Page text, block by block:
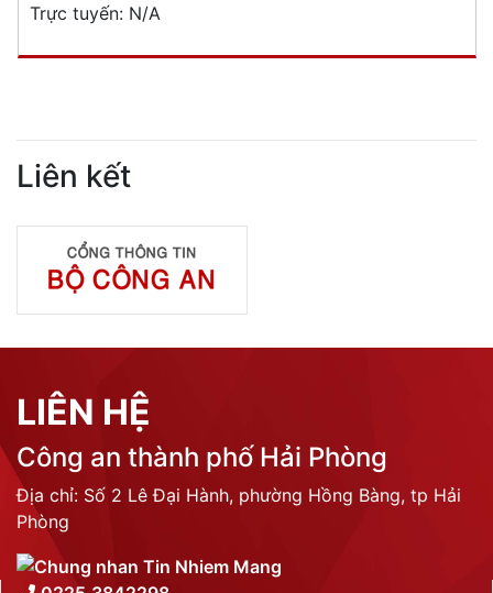
Trực tuyến: N/A
Liên kết
LIÊN HỆ
Công an thành phố Hải Phòng
Địa chỉ: Số 2 Lê Đại Hành, phường Hồng Bàng, tp Hải
Phòng